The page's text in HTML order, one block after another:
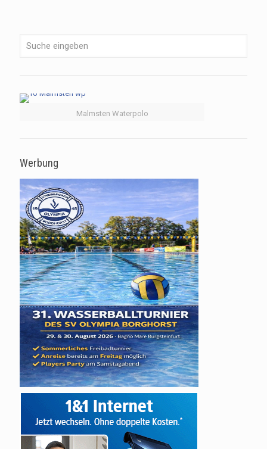
Malmsten Waterpolo
Werbung